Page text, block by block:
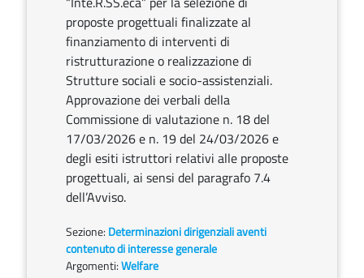
proposte progettuali finalizzate al
finanziamento di interventi di
ristrutturazione o realizzazione di
Strutture sociali e socio-assistenziali.
Approvazione dei verbali della
Commissione di valutazione n. 18 del
17/03/2026 e n. 19 del 24/03/2026 e
degli esiti istruttori relativi alle proposte
progettuali, ai sensi del paragrafo 7.4
dell’Avviso.
Sezione: Determinazioni dirigenziali aventi
contenuto di interesse generale
Argomenti:Welfare